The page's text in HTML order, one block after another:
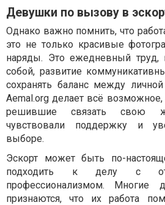
Девушки по вызову в
Однако важно помнить, что
это не только красивые
наряды. Это ежедневный
собой, развитие
сохранять баланс между
Aemal.org делает всё
решившие связать свою
чувствовали поддержку и
выборе.
Эскорт может быть по-
подходить к делу с
профессионализмом.
признаются, что их работа